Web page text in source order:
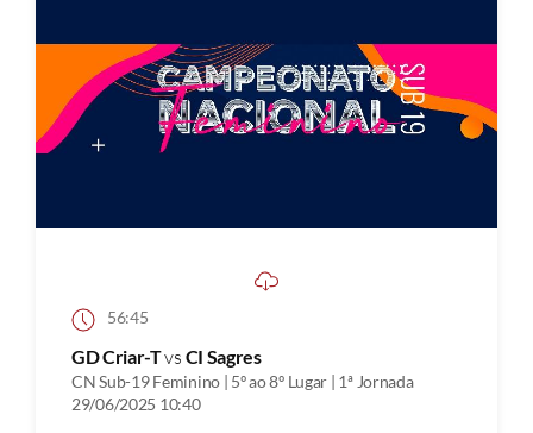
56:45
GD Criar-Tvs CI Sagres
CN Sub-19 Feminino | 5º ao 8º Lugar | 1ª Jornada
29/06/2025 10:40